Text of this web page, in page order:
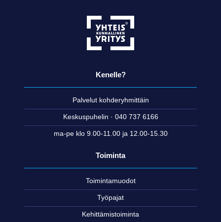
Kenelle?
Palvelut kohderyhmittäin
Keskuspuhelin · 040 737 6166
ma-pe klo 9.00-11.00 ja 12.00-15.30
Toiminta
Toimintamuodot
Työpajat
Kehittämistoiminta